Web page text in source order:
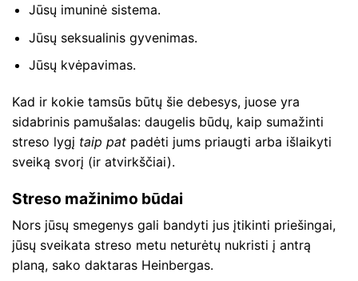
Jūsų imuninė sistema.
Jūsų seksualinis gyvenimas.
Jūsų kvėpavimas.
Kad ir kokie tamsūs būtų šie debesys, juose yra
sidabrinis pamušalas: daugelis būdų, kaip sumažinti
streso lygį taip pat padėti jums priaugti arba išlaikyti
sveiką svorį (ir atvirkščiai).
Streso mažinimo būdai
Nors jūsų smegenys gali bandyti jus įtikinti priešingai,
jūsų sveikata streso metu neturėtų nukristi į antrą
planą, sako daktaras Heinbergas.